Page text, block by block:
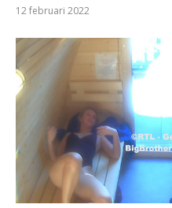
12 februari 2022